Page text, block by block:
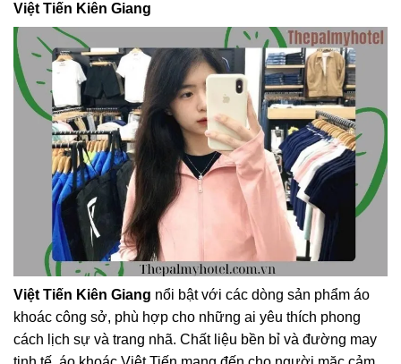
Việt Tiến Kiên Giang
Việt Tiến Kiên Giang nổi bật với các dòng sản phẩm áo
khoác công sở, phù hợp cho những ai yêu thích phong
cách lịch sự và trang nhã. Chất liệu bền bỉ và đường may